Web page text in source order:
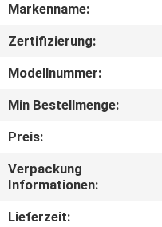
UNS
FABRIK-
AUSFLUG
Markenname:
Zertifizierung:
Modellnummer:
Min Bestellmenge:
Preis:
Verpackung
Informationen:
Lieferzeit: